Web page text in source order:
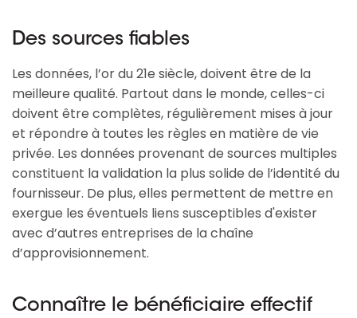
Des sources fiables
Les données, l’or du 21e siècle, doivent être de la
meilleure qualité. Partout dans le monde, celles-ci
doivent être complètes, régulièrement mises à jour
et répondre à toutes les règles en matière de vie
privée. Les données provenant de sources multiples
constituent la validation la plus solide de l’identité du
fournisseur. De plus, elles permettent de mettre en
exergue les éventuels liens susceptibles d'exister
avec d’autres entreprises de la chaîne
d’approvisionnement.
Connaître le bénéficiaire effectif